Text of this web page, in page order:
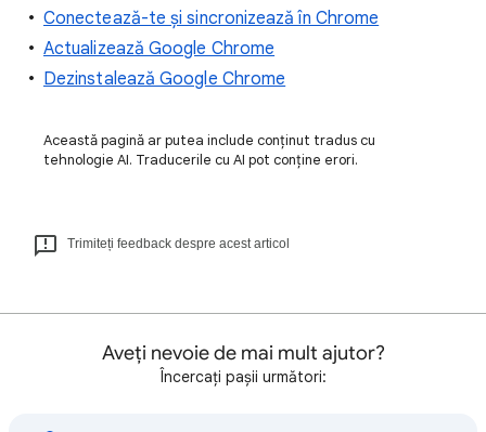
Conectează-te și sincronizează în Chrome
Actualizează Google Chrome
Dezinstalează Google Chrome
Această pagină ar putea include conținut tradus cu
tehnologie AI. Traducerile cu AI pot conține erori.
Trimiteți feedback despre acest articol
Aveți nevoie de mai mult ajutor?
Încercați pașii următori: